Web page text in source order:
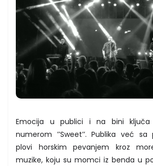
Emocija u publici i na bini
numerom ’’Sweet’’. Publika već
plovi horskim pevanjem kroz
muzike, koju su momci iz benda u